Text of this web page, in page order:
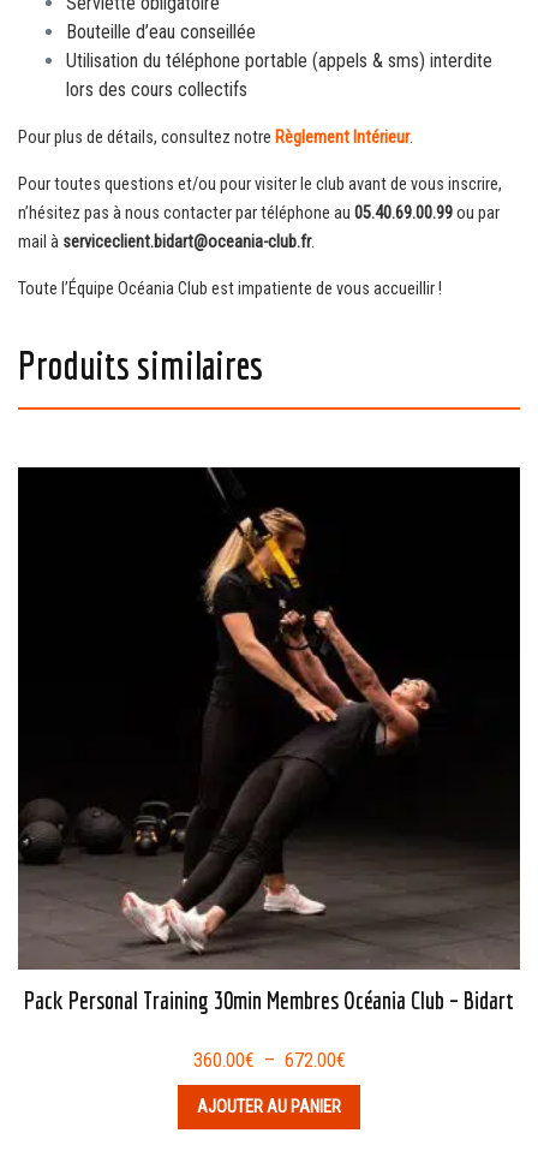
Bouteille d’eau conseillée
Utilisation du téléphone portable (appels & sms) interdite
lors des cours collectifs
Pour plus de détails, consultez notre Règlement Intérieur.
Pour toutes questions et/ou pour visiter le club avant de vous inscrire,
n’hésitez pas à nous contacter par téléphone au 05.40.69.00.99ou par
mail à serviceclient.bidart@oceania-club.fr.
Toute l’Équipe Océania Club est impatiente de vous accueillir !
Produits similaires
Pack Personal Training 30min Membres Océania Club – Bidart
360.00€ – 672.00€Plage
de
AJOUTER AU PANIER